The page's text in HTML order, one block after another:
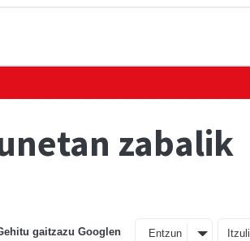
zabalik
gaitzazu Googlen Entzun Itzuli